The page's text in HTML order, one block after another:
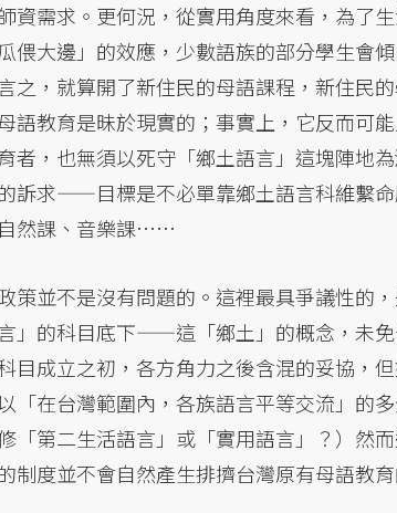
資需求。更何況，從實用角度來看，為了
偎大邊」的效應，少數語族的部分學生會
之，就算開了新住民的母語課程，新住民
語教育是昧於現實的；事實上，它反而可
者，也無須以死守「鄉土語言」這塊陣地
訴求——目標是不必單靠鄉土語言科維繫
然課、音樂課……
策並不是沒有問題的。這裡最具爭議性的
」的科目底下——這「鄉土」的概念，未
目成立之初，各方角力之後含混的妥協，
「在台灣範圍內，各族語言平等交流」的
「第二生活語言」或「實用語言」？）然
制度並不會自然產生排擠台灣原有母語教育